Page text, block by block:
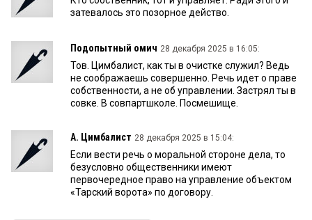
затевалось это позорное действо.
Подопытный омич 28 декабря 2025 в 16:05:
Тов. Цимбалист, как ты в очистке служил? Ведь
не соображаешь совершенно. Речь идет о праве
собственности, а не об управлении. Застрял ты в
совке. В совпартшколе. Посмешище.
А. Цимбалист 28 декабря 2025 в 15:04:
Если вести речь о моральной стороне дела, то
безусловно общественники имеют
первочередное право на управление объектом
«Тарский ворота» по договору.